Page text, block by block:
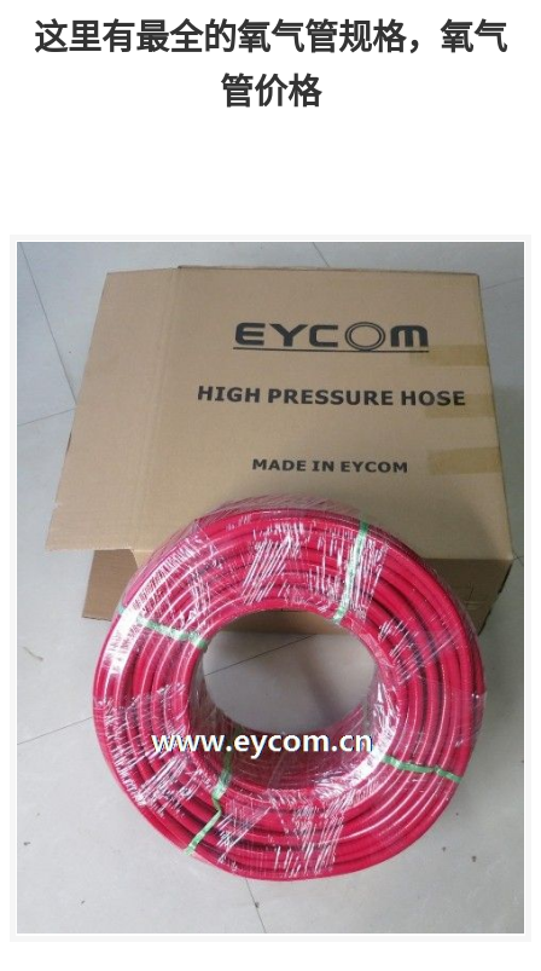
这里有最全的氧气管规格，氧气
管价格